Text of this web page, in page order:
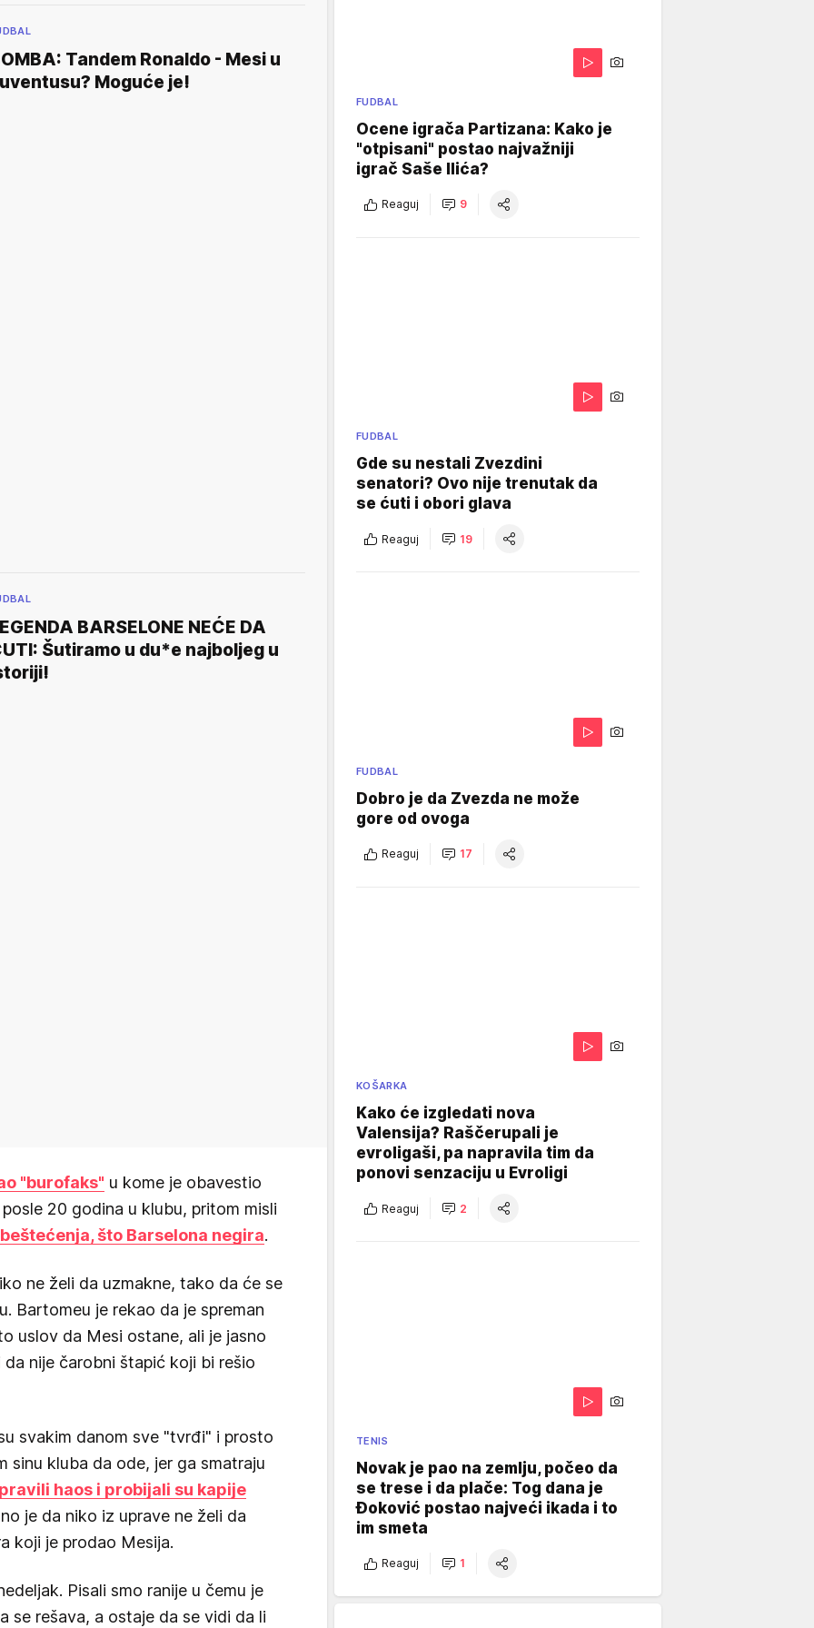
Tandem Ronaldo - Mesi u
Moguće je!
BARSELONE NEĆE DA
Šutiramo u du*e najboljeg u
"burofaks" u kome je obavestio
20 godina u klubu, pritom misli
što Barselona negira.
ne želi da uzmakne, tako da će se
Bartomeu je rekao da je spreman
uslov da Mesi ostane, ali je jasno
nije čarobni štapić koji bi rešio
svakim danom sve "tvrđi" i prosto
sinu kluba da ode, jer ga smatraju
pravili haos i probijali su kapije
je da niko iz uprave ne želi da
koji je prodao Mesija.
Pisali smo ranije u čemu je
se rešava, a ostaje da se vidi da li
FUDBAL
Ocene igrača Partizana: Kako je
"otpisani" postao najvažniji
igrač Saše Ilića?
Reaguj 9
FUDBAL
Gde su nestali Zvezdini
senatori? Ovo nije trenutak da
se ćuti i obori glava
Reaguj 19
FUDBAL
Dobro je da Zvezda ne može
gore od ovoga
Reaguj 17
KOŠARKA
Kako će izgledati nova
Valensija? Raščerupali je
evroligaši, pa napravila tim da
ponovi senzaciju u Evroligi
Reaguj 2
TENIS
Novak je pao na zemlju, počeo da
se trese i da plače: Tog dana je
Đoković postao najveći ikada i to
im smeta
Reaguj 1